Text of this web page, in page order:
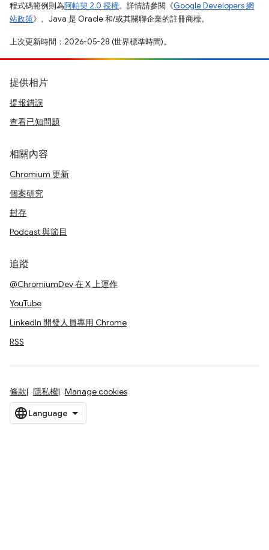
程式碼範例則為阿帕契 2.0 授權。詳情請參閱《Google Developers 網
站政策》。Java 是 Oracle 和/或其關聯企業的註冊商標。
上次更新時間：2026-05-28 (世界標準時間)。
提供相片
提報錯誤
查看已知問題
相關內容
Chromium 更新
個案研究
封存
Podcast 與節目
追蹤
@ChromiumDev 在 X 上運作
YouTube
LinkedIn 開發人員專用 Chrome
RSS
條款 隱私權 Manage cookies